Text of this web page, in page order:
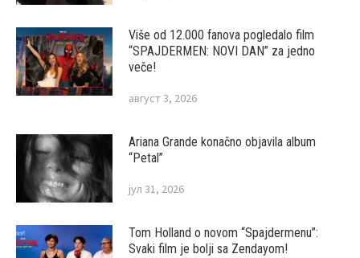
Više od 12.000 fanova pogledalo film
“SPAJDERMEN: NOVI DAN” za jedno
veče!
август 3, 2026
Ariana Grande konačno objavila album
“Petal”
јул 31, 2026
Tom Holland o novom “Spajdermenu”:
Svaki film je bolji sa Zendayom!